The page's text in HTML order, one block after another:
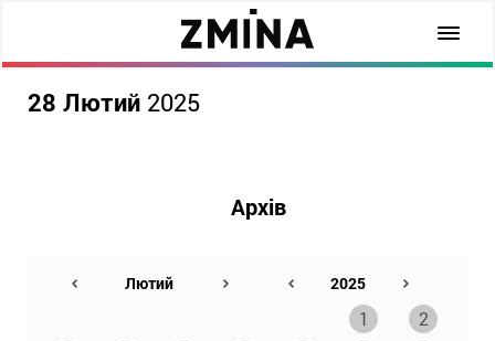
28 Лютий 2025
Архів
1
2